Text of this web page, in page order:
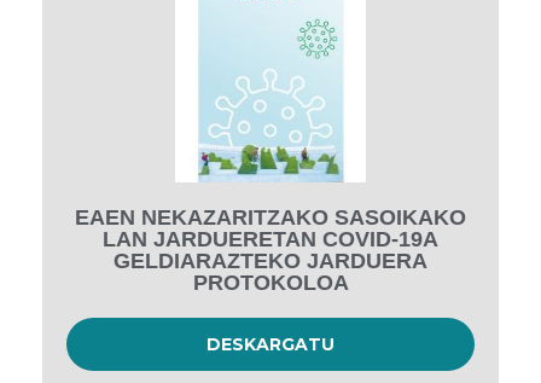
EAEN NEKAZARITZAKO SASOIKAKO
LAN JARDUERETAN COVID-19A
GELDIARAZTEKO JARDUERA
PROTOKOLOA
DESKARGATU